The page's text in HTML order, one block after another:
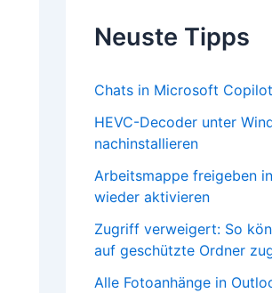
Neuste Tipps
Chats in Microsoft
HEVC-Decoder unter
nachinstallieren
Arbeitsmappe freigeben
wieder aktivieren
Zugriff verweigert: So
auf geschützte Ordner
Alle Fotoanhänge in